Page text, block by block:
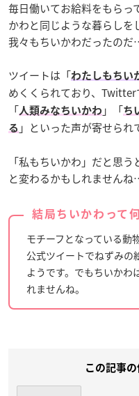
毎日働いてお給料をもらっ
かわと同じような暮らしを
我々もちいかわだったのだ
ツイートは「わたしもちい
めくくられており、Twitter
「人類みなちいかわ 」「ち
る 」といった声が寄せられ
「私もちいかわ」だと思
と変わるかもしれませんね
結局ちいかわって
モチーフとなっている動
公式ツイートでねずみの
ようです。でもちいかわ
れませんね。
この記事の